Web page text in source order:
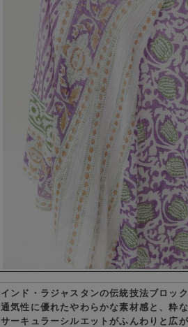
インド・ラジャスタンの伝統技法ブロッ
通気性に優れたやわらかな素材感と、粋
サーキュラーシルエットがふんわりと広